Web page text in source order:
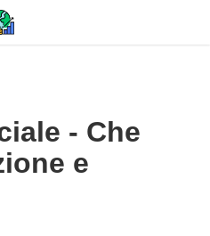
- Che
e